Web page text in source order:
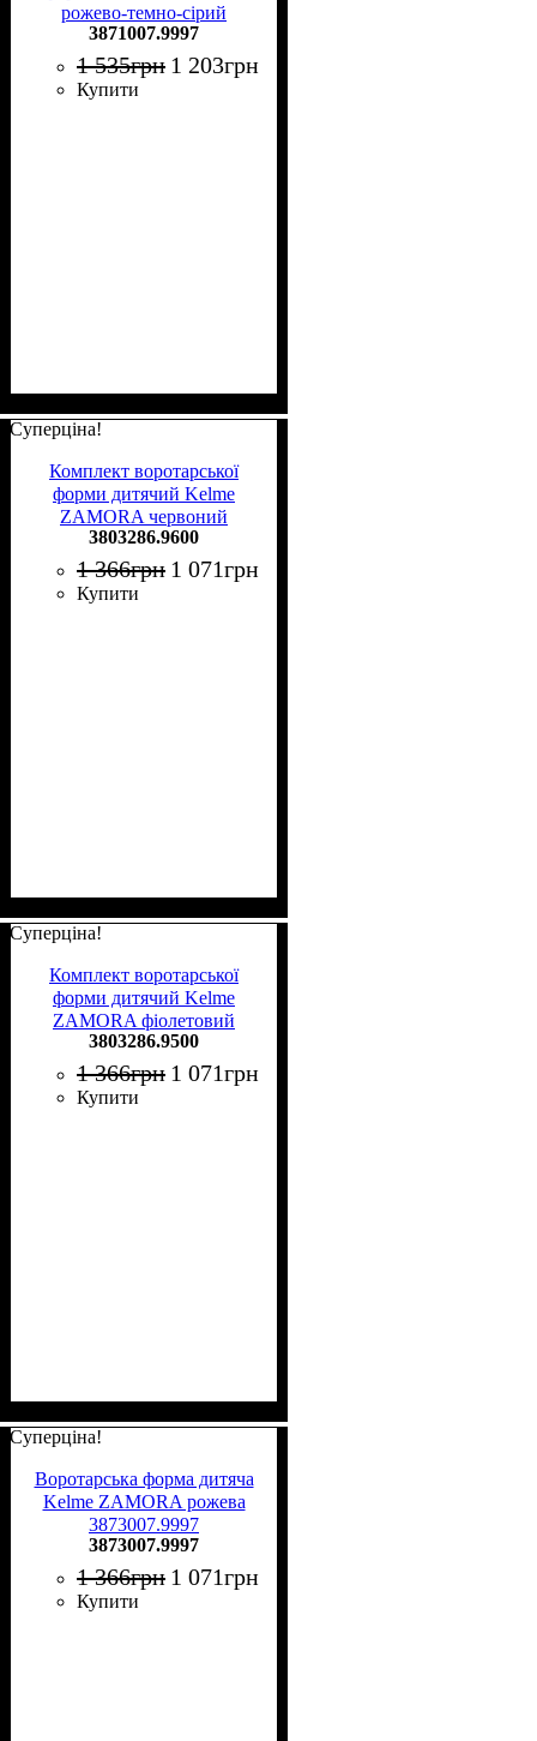
рожево-темно-сірий
3871007.9997
3871007.9997
1 535грн 1 203грн
Купити
Суперціна!
Комплект воротарської
форми дитячий Kelme
ZAMORA червоний
3803286.9600
3803286.9600
1 366грн 1 071грн
Купити
Суперціна!
Комплект воротарської
форми дитячий Kelme
ZAMORA фіолетовий
3803286.9500
3803286.9500
1 366грн 1 071грн
Купити
Суперціна!
Воротарська форма дитяча
Kelme ZAMORA рожева
3873007.9997
3873007.9997
1 366грн 1 071грн
Купити